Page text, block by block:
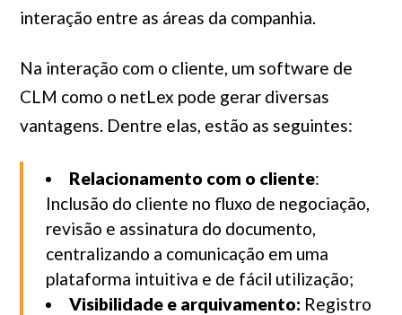
interação entre as áreas da companhia.
Na interação com o cliente, um software de
CLM como o netLex pode gerar diversas
vantagens. Dentre elas, estão as seguintes:
Relacionamento com o cliente:
Inclusão do cliente no fluxo de negociação,
revisão e assinatura do documento,
centralizando a comunicação em uma
plataforma intuitiva e de fácil utilização;
Visibilidade e arquivamento: Registro